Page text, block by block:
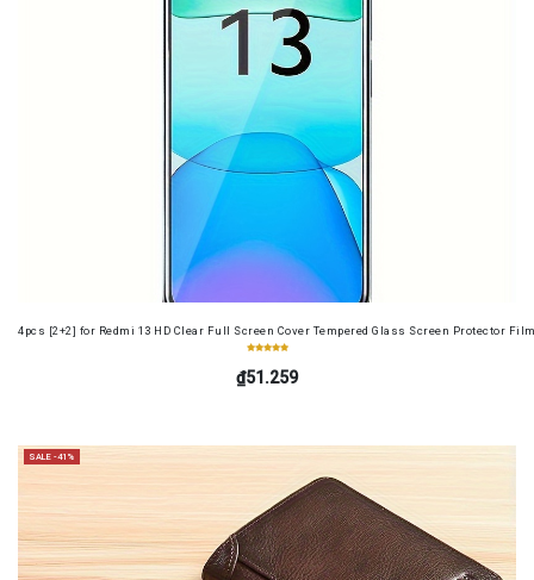
4pcs [2+2] for Redmi 13 HD Clear Full Screen Cover Tempered Glass Screen Protector
₫51.259
SALE -41%